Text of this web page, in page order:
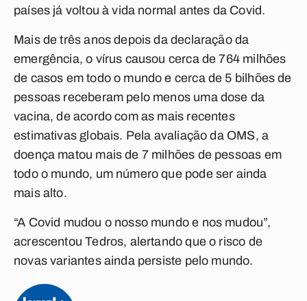
países já voltou à vida normal antes da Covid.
Mais de três anos depois da declaração da
emergência, o vírus causou cerca de 764 milhões
de casos em todo o mundo e cerca de 5 bilhões de
pessoas receberam pelo menos uma dose da
vacina, de acordo com as mais recentes
estimativas globais. Pela avaliação da OMS, a
doença matou mais de 7 milhões de pessoas em
todo o mundo, um número que pode ser ainda
mais alto.
“A Covid mudou o nosso mundo e nos mudou”,
acrescentou Tedros, alertando que o risco de
novas variantes ainda persiste pelo mundo.